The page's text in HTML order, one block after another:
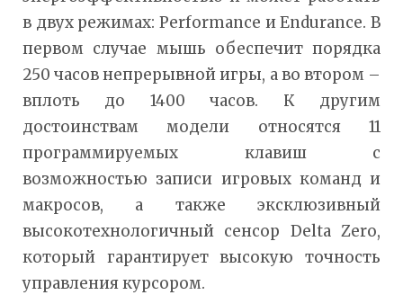
в двух режимах: Performance и Endurance. В
первом случае мышь обеспечит порядка
250 часов непрерывной игры, а во втором –
вплоть до 1400 часов. К другим
достоинствам модели относятся 11
программируемых клавиш с
возможностью записи игровых команд и
макросов, а также эксклюзивный
высокотехнологичный сенсор Delta Zero,
который гарантирует высокую точность
управления курсором.